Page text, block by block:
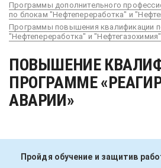
Программы дополнительного
по блокам "Нефтепереработка" и
Программы повышения квалификации
"Нефтепереработка" и "Нефтегазохимия"
ПОВЫШЕНИЕ
ПРОГРАММЕ
АВАРИИ»
Пройдя обучение и защитив